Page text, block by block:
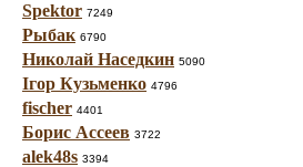
Spektor 7249
Рыбак 6790
Николай Наседкин 5090
Ігор Кузьменко 4796
fischer 4401
Борис Ассеев 3722
alek48s 3394